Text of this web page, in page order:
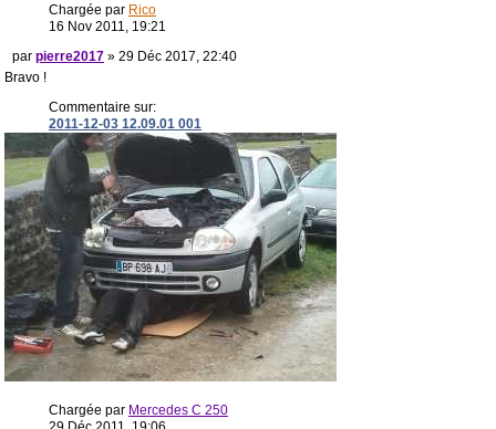
Chargée par Rico
16 Nov 2011, 19:21
par pierre2017 » 29 Déc 2017, 22:40
Bravo !
Commentaire sur:
2011-12-03 12.09.01 001
Chargée par Mercedes C 250